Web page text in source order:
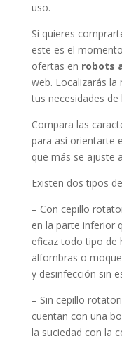
uso.
Si quieres
este es el
ofertas en robots
web. Localizarás
tus necesidades
Compara las
para así orientarte
que más se ajuste
Existen dos tipos de
– Con cepillo
en la parte inferior
eficaz todo tipo de
alfombras o
y desinfección sin
– Sin cepillo
cuentan con una
la suciedad con la